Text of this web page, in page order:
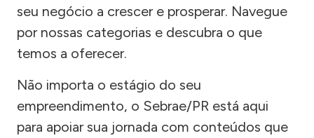
seu negócio a crescer e prosperar. Navegue
por nossas categorias e descubra o que
temos a oferecer.
Não importa o estágio do seu
empreendimento, o Sebrae/PR está aqui
para apoiar sua jornada com conteúdos que